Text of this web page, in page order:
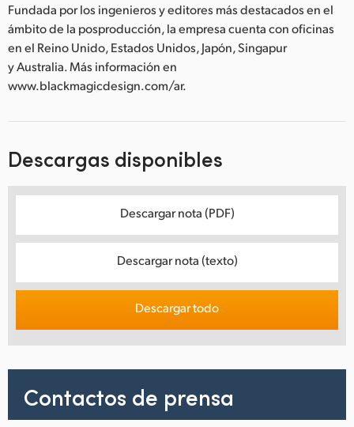
Fundada por los ingenieros y editores más destacados en el
ámbito de la posproducción, la empresa cuenta con oficinas
en el Reino Unido, Estados Unidos, Japón, Singapur
y Australia. Más información en
www.blackmagicdesign.com/ar.
Descargas disponibles
Descargar nota (PDF)
Descargar nota (texto)
Descargar todo
Contactos de prensa